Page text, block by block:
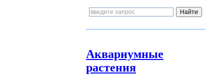
Аквариумные
растения